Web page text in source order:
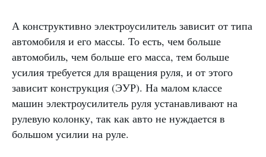
А конструктивно электроусилитель зависит от типа
автомобиля и его массы. То есть, чем больше
автомобиль, чем больше его масса, тем больше
усилия требуется для вращения руля, и от этого
зависит конструкция (ЭУР). На малом классе
машин электроусилитель руля устанавливают на
рулевую колонку, так как авто не нуждается в
большом усилии на руле.